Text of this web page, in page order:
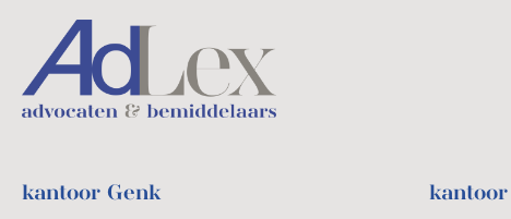
kantoor Genk